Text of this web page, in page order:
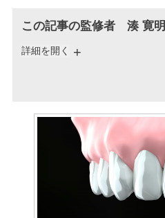
この記事の監修者 湊 寛明
詳細を開く